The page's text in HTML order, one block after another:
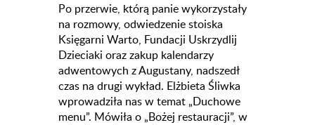
Po przerwie, którą panie wykorzystały
na rozmowy, odwiedzenie stoiska
Księgarni Warto, Fundacji Uskrzydlij
Dzieciaki oraz zakup kalendarzy
adwentowych z Augustany, nadszedł
czas na drugi wykład. Elżbieta Śliwka
wprowadziła nas w temat „Duchowe
menu”. Mówiła o „Bożej restauracji”, w